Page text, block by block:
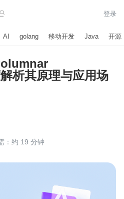
登录
AI golang 移动开发 Java 开源
析其原理与应用场
：约 19 分钟